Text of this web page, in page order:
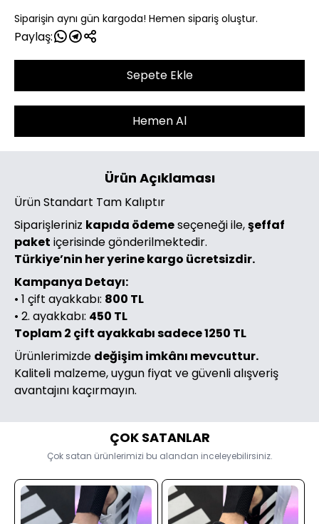
Siparişin aynı gün kargoda! Hemen sipariş oluştur.
Paylaş:
Sepete Ekle
Hemen Al
Ürün Açıklaması
Ürün Standart Tam Kalıptır
Siparişleriniz kapıda ödemeseçeneği ile,şeffaf
paket içerisinde gönderilmektedir.
Türkiye’nin her yerine kargo ücretsizdir.
Kampanya Detayı:
• 1 çift ayakkabı: 800 TL
• 2. ayakkabı: 450 TL
Toplam 2 çift ayakkabı sadece 1250 TL
Ürünlerimizde değişim imkânı mevcuttur.
Kaliteli malzeme, uygun fiyat ve güvenli alışveriş
avantajını kaçırmayın.
ÇOK SATANLAR
Çok satan ürünlerimizi bu alandan inceleyebilirsiniz.